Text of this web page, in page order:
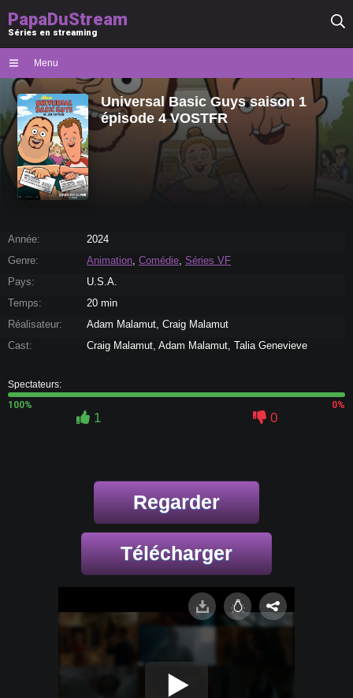
PapaDuStream
Séries en streaming
Menu
Universal Basic Guys saison 1
épisode 4 VOSTFR
Année:
2024
Genre:
Animation, Comédie, Séries VF
Pays:
U.S.A.
Temps:
20 min
Réalisateur:
Adam Malamut, Craig Malamut
Cast:
Craig Malamut, Adam Malamut, Talia Genevieve
Spectateurs:
100%
0%
1 0
Regarder
Télécharger